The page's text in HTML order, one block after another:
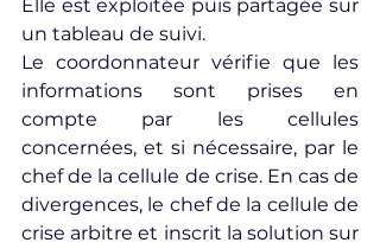
Elle est exploitée puis partagée sur
un tableau de suivi.
Le coordonnateur vérifie que les
informations sont prises en
compte par les cellules
concernées, et si nécessaire, par le
chef de la cellule de crise. En cas de
divergences, le chef de la cellule de
crise arbitre et inscrit la solution sur